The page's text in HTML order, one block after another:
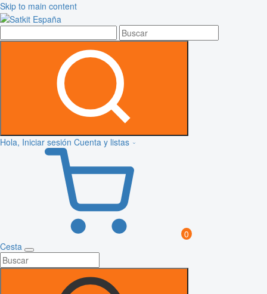
Skip to main content
Hola, Iniciar sesión Cuenta y listas
0
Cesta